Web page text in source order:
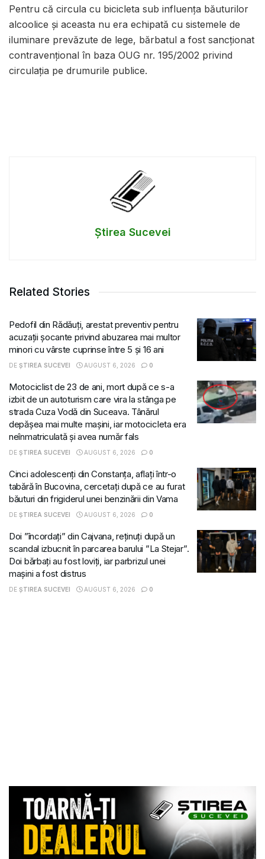
Pentru că circula cu bicicleta sub influența băuturilor
alcoolice și aceasta nu era echipată cu sistemele de
iluminare prevăzute de lege, bărbatul a fost sancționat
contravențional în baza OUG nr. 195/2002 privind
circulația pe drumurile publice.
Știrea Sucevei
Related Stories
Pedofil din Rădăuți, arestat preventiv pentru
acuzații șocante privind abuzarea mai multor
minori cu vârste cuprinse între 5 și 16 ani
DE ȘTIREA SUCEVEI AUGUST 6, 2026 0
Motociclist de 23 de ani, mort după ce s-a
izbit de un autoturism care vira la stânga pe
strada Cuza Vodă din Suceava. Tânărul
depășea mai multe mașini, iar motocicleta era
neînmatriculată și avea număr fals
DE ȘTIREA SUCEVEI AUGUST 6, 2026 0
Cinci adolescenți din Constanța, aflați într-o
tabără în Bucovina, cercetați după ce au furat
băuturi din frigiderul unei benzinării din Vama
DE ȘTIREA SUCEVEI AUGUST 6, 2026 0
Doi ”încordați” din Cajvana, reținuți după un
scandal izbucnit în parcarea barului ”La Stejar”.
Doi bărbați au fost loviți, iar parbrizul unei
mașini a fost distrus
DE ȘTIREA SUCEVEI AUGUST 6, 2026 0